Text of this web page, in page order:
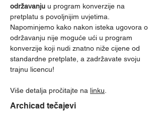
održavanju u program konverzije na
pretplatu s povoljnijim uvjetima.
Napominjemo kako nakon isteka ugovora o
održavanju nije moguće ući u program
konverzije koji nudi znatno niže cijene od
standardne pretplate, a zadržavate svoju
trajnu licencu!
Više detalja pročitajte na linku
Archicad tečajevi